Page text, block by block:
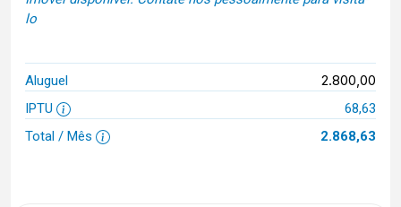
lo
Aluguel 2.800,00
IPTU
68,63
Total / Mês
2.868,63